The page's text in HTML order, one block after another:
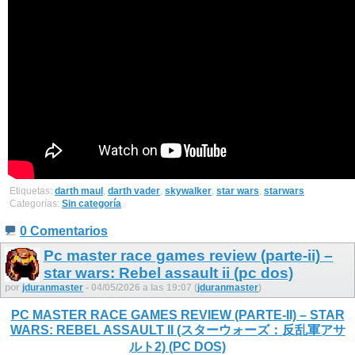
Etiquetas: darth maul darth vader skywalker star wars starwars
Categorías: Sin categoría
0 Comentarios
Pc master race games review (parte-ii) –
star wars: Rebel assault ii (pc dos)
por jduranmaster - 04/05/2026 a las 19:07 (jduranmaster)
PC MASTER RACE GAMES REVIEW (PARTE-II) – STAR
WARS: REBEL ASSAULT II (スターウォーズ：反乱軍アサ
ルト2) (PC DOS)